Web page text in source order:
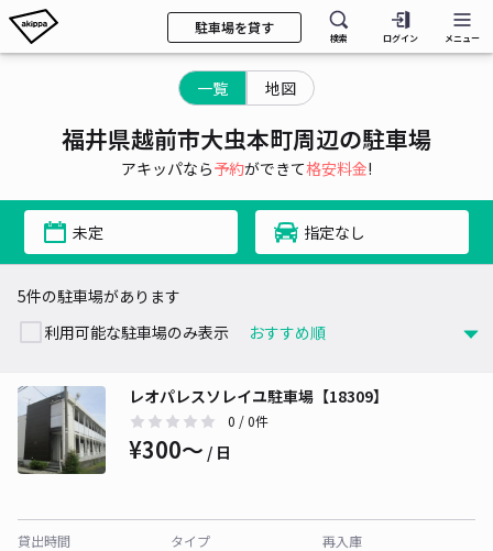
駐車場を貸す
検索 ログイン メニュー
一覧 地図
福井県越前市大虫本町周辺の駐車場
アキッパなら予約ができて格安料金!
未定 指定なし
5件の駐車場があります
利用可能な駐車場のみ表示
レオパレスソレイユ駐車場【18309】
0 / 0件
¥300〜 / 日
貸出時間
タイプ
再入庫